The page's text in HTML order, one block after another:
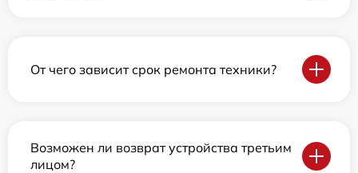
От чего зависит срок ремонта техники?
Возможен ли возврат устройства третьим
лицом?